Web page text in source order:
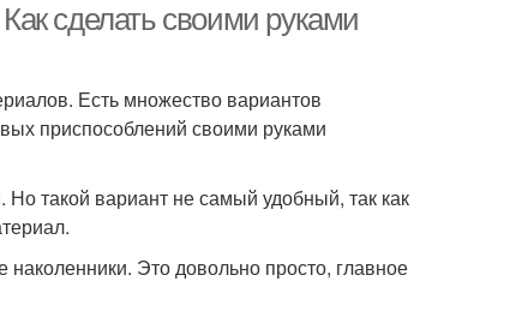
сделать своими руками
Есть множество вариантов
приспособлений своими руками
Но такой вариант не самый удобный, так как
Это довольно просто, главное